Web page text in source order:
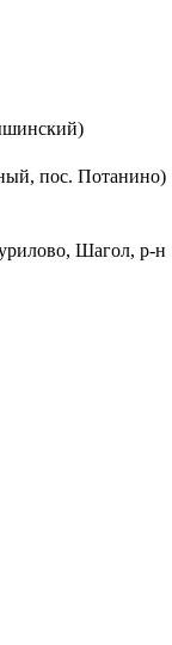
пос. Потанино)
Шагол, р-н